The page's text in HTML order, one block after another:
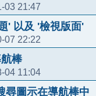
03 21:47
' 以及 '檢視版面'
07 22:22
棒
04 11:04
尋圖示在導航棒中